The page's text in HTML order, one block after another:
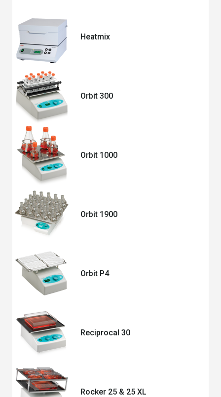
Heatmix
Orbit 300
Orbit 1000
Orbit 1900
Orbit P4
Reciprocal 30
Rocker 25 & 25 XL